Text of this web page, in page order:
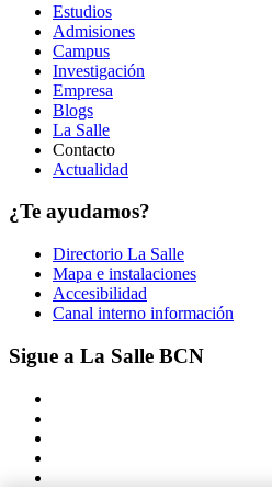
Estudios
Admisiones
Campus
Investigación
Empresa
Blogs
La Salle
Contacto
Actualidad
¿Te ayudamos?
Directorio La Salle
Mapa e instalaciones
Accesibilidad
Canal interno información
Sigue a La Salle BCN